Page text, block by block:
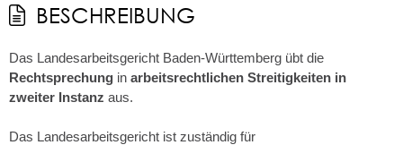
BESCHREIBUNG
Das Landesarbeitsgericht Baden-Württemberg übt die
Rechtsprechung in arbeitsrechtlichen Streitigkeiten in
zweiter Instanz aus.
Das Landesarbeitsgericht ist zuständig für